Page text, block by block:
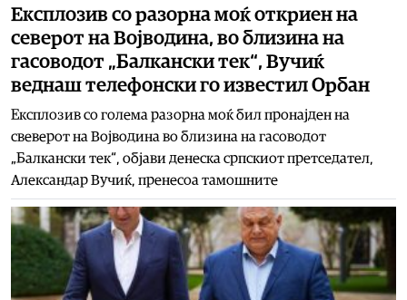
Експлозив со разорна моќ откриен на
северот на Војводина, во близина на
гасоводот „Балкански тек“, Вучиќ
веднаш телефонски го известил Орбан
Експлозив со голема разорна моќ бил пронајден на
свеверот на Војводина во близина на гасоводот
„Балкански тек“, објави денеска српскиот претседател,
Александар Вучиќ, пренесоа тамошните